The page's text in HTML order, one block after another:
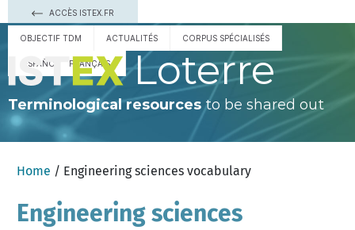
ACCÈS ISTEX.FR
OBJECTIF TDM ACTUALITÉS CORPUS SPÉCIALISÉS
ESPAÑOL FRANÇAIS Loterre
Terminological resourcesto be shared out
Home / Engineering sciences vocabulary
Engineering sciences